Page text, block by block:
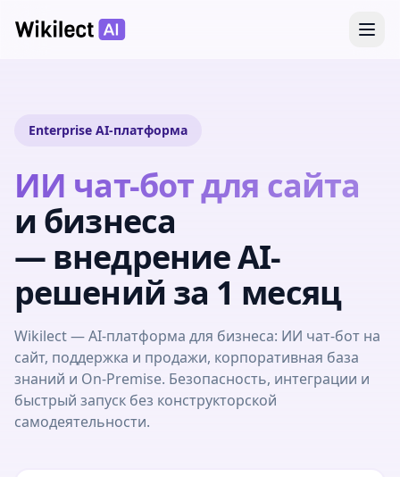
Enterprise AI-платформа
ИИ чат-бот для сайта
и бизнеса
— внедрение AI-
решений за 1 месяц
Wikilect — AI-платформа для бизнеса: ИИ чат-бот на
сайт, поддержка и продажи, корпоративная база
знаний и On-Premise. Безопасность, интеграции и
быстрый запуск без конструкторской
самодеятельности.